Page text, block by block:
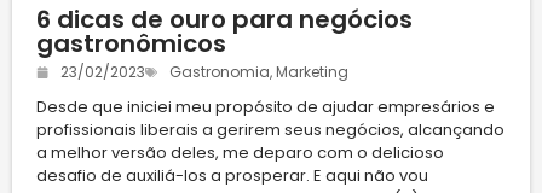
6 dicas de ouro para negócios
gastronômicos
23/02/2023 Gastronomia, Marketing
Desde que iniciei meu propósito de ajudar empresários e
profissionais liberais a gerirem seus negócios, alcançando
a melhor versão deles, me deparo com o delicioso
desafio de auxiliá-los a prosperar. E aqui não vou